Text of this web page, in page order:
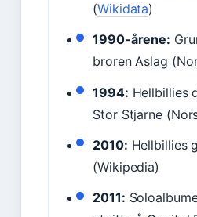
(Wikidata)
1990-årene:
broren Aslag
1994: Hellbillies
Stor Stjarne
2010: Hellbillies
(Wikipedia)
2011: